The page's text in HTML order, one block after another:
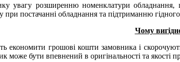
увагу розширенню номенклатури
при постачанні обладнання та підтриманню
Чому
економити грошові кошти замовника і
може бути впевнений в оригінальності та якості